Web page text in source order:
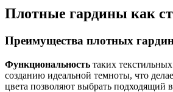
Плотные гардины как
Преимущества плотных
Функциональность таких
созданию идеальной темноты, что
цвета позволяют выбрать подходящий